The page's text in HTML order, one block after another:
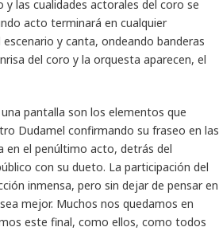
las cualidades actorales del coro se
acto terminará en cualquier
y canta, ondeando banderas
del coro y la orquesta aparecen, el
pantalla son los elementos que
Dudamel confirmando su fraseo en las
en el penúltimo acto, detrás del
con su dueto. La participación del
inmensa, pero sin dejar de pensar en
mejor. Muchos nos quedamos en
este final, como ellos, como todos